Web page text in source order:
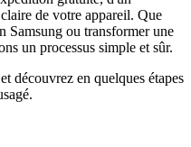
de votre appareil. Que
Samsung ou transformer une
un processus simple et sûr.
découvrez en quelques étapes